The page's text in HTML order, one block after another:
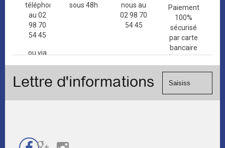
téléphone
au 02
98 70
54 45
ou via
de
sous 48h
nous au
02 98 70
54 45
Paiement
100%
sécurisé
par carte
bancaire
(Mastercard,
Visa, ...) et
Lettre d'informations